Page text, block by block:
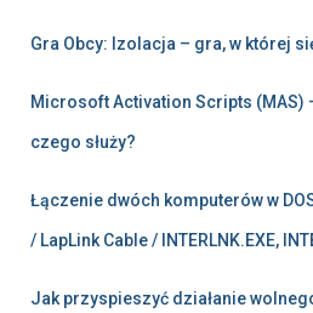
Gra Obcy: Izolacja – gra, w której
Microsoft Activation Scripts (MAS)
czego służy?
Łączenie dwóch komputerów w
/ LapLink Cable / INTERLNK.EXE,
Jak przyspieszyć działanie